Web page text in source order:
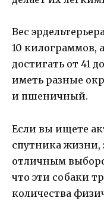
Вес
10 килограммов,
достигать от 41
иметь разные
и пшеничный.
Если вы ищете
спутника жизни,
отличным
что эти собаки
количества